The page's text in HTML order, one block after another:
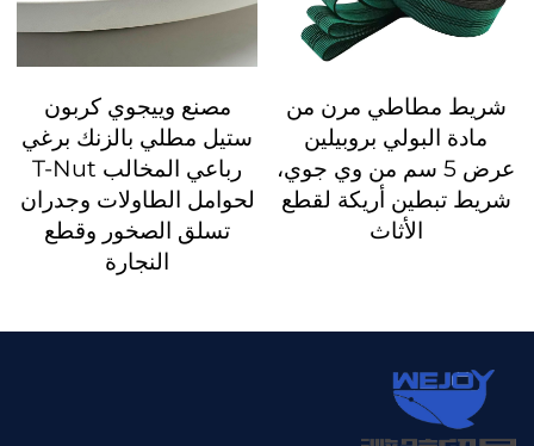
شريط مطاطي مرن من
مادة البولي بروبيلين
عرض 5 سم من وي جوي،
شريط تبطين أريكة لقطع
الأثاث
مصنع وييجوي كربون
ستيل مطلي بالزنك برغي
رباعي المخالب T-Nut
لحوامل الطاولات وجدران
تسلق الصخور وقطع
النجارة